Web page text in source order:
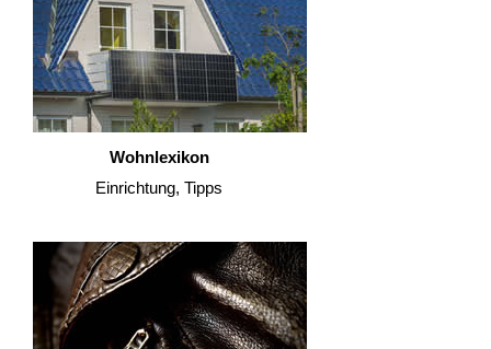
Wohnlexikon
Einrichtung, Tipps